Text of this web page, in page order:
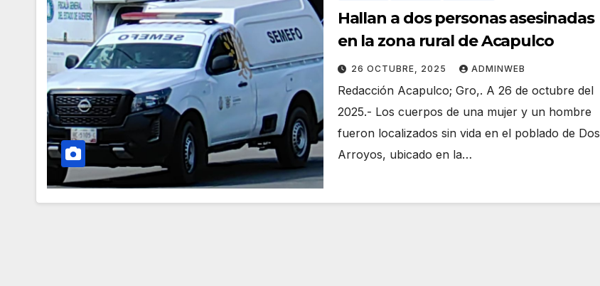
Hallan a dos personas asesinadas
en la zona rural de Acapulco
26 OCTUBRE, 2025 ADMINWEB
Redacción Acapulco; Gro,. A 26 de octubre del
2025.- Los cuerpos de una mujer y un hombre
fueron localizados sin vida en el poblado de Dos
Arroyos, ubicado en la…